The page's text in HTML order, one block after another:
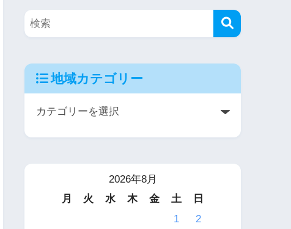
地域カテゴリー
2026年8月
月
火 水 木 金 土
日
1
2